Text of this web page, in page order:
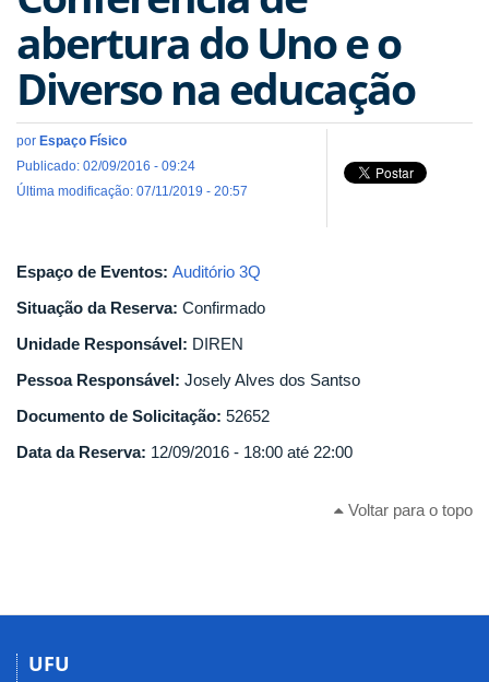
abertura do Uno e o
Diverso na educação
por Espaço Físico
Publicado: 02/09/2016 - 09:24
Última modificação: 07/11/2019 - 20:57
Espaço de Eventos: Auditório 3Q
Situação da Reserva: Confirmado
Unidade Responsável: DIREN
Pessoa Responsável: Josely Alves dos Santso
Documento de Solicitação: 52652
Data da Reserva: 12/09/2016 - 18:00 até 22:00
Voltar para o topo
UFU